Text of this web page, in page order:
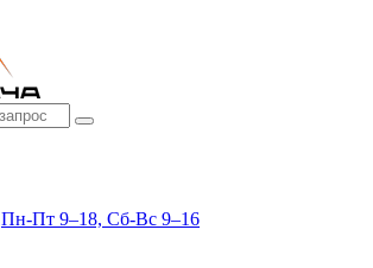
Пн-Пт 9–18, Сб-Вс 9–16